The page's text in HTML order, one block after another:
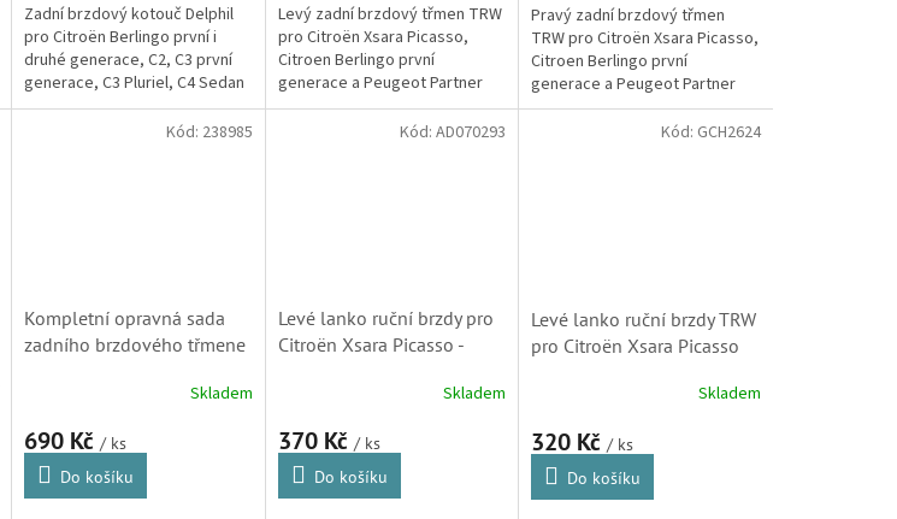
Zadní brzdový kotouč Delphil
pro Citroën Berlingo první i
druhé generace, C2, C3 první
generace, C3 Pluriel, C4 Sedan
a Xsara Picasso. (Peugeot 307,
Levý zadní brzdový třmen TRW
pro Citroën Xsara Picasso,
Citroen Berlingo první
generace a Peugeot Partner
první generace. TRW je
originální dodavatel tohoto
Pravý zadní brzdový třmen
TRW pro Citroën Xsara Picasso,
Citroen Berlingo první
generace a Peugeot Partner
první generace. TRW je
originální dodavatel tohoto
Kompletní opravná sada
zadního brzdového třmene
DS3 a Xsara Picasso
(D4846K)
Skladem
690 Kč / ks
Do košíku
Kód: 238985
Levé lanko ruční brzdy pro
Citroën Xsara Picasso -
Skladem
370 Kč / ks
Do košíku
Kód:AD070293
Levé lanko ruční brzdy TRW
pro Citroën Xsara Picasso
Skladem
320 Kč/ ks
Do košíku
Kód: GCH2624